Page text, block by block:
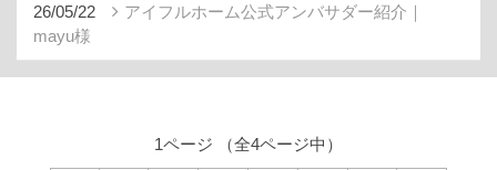
26/05/22
アイフルホーム公式アンバサダー紹介｜
mayu様
1ページ （全4ページ中）